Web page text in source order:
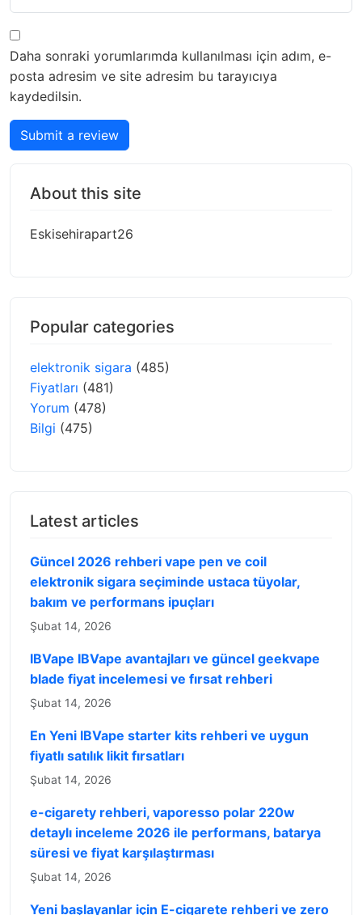
Daha sonraki yorumlarımda kullanılması için adım, e-
posta adresim ve site adresim bu tarayıcıya
kaydedilsin.
Submit a review
About this site
Eskisehirapart26
Popular categories
elektronik sigara (485)
Fiyatları (481)
Yorum (478)
Bilgi (475)
Latest articles
Güncel 2026 rehberi vape pen ve coil
elektronik sigara seçiminde ustaca tüyolar,
bakım ve performans ipuçları
Şubat 14, 2026
IBVape IBVape avantajları ve güncel geekvape
blade fiyat incelemesi ve fırsat rehberi
Şubat 14, 2026
En Yeni IBVape starter kits rehberi ve uygun
fiyatlı satılık likit fırsatları
Şubat 14, 2026
e-cigarety rehberi, vaporesso polar 220w
detaylı inceleme 2026 ile performans, batarya
süresi ve fiyat karşılaştırması
Şubat 14, 2026
Yeni başlayanlar için E-cigarete rehberi ve zero